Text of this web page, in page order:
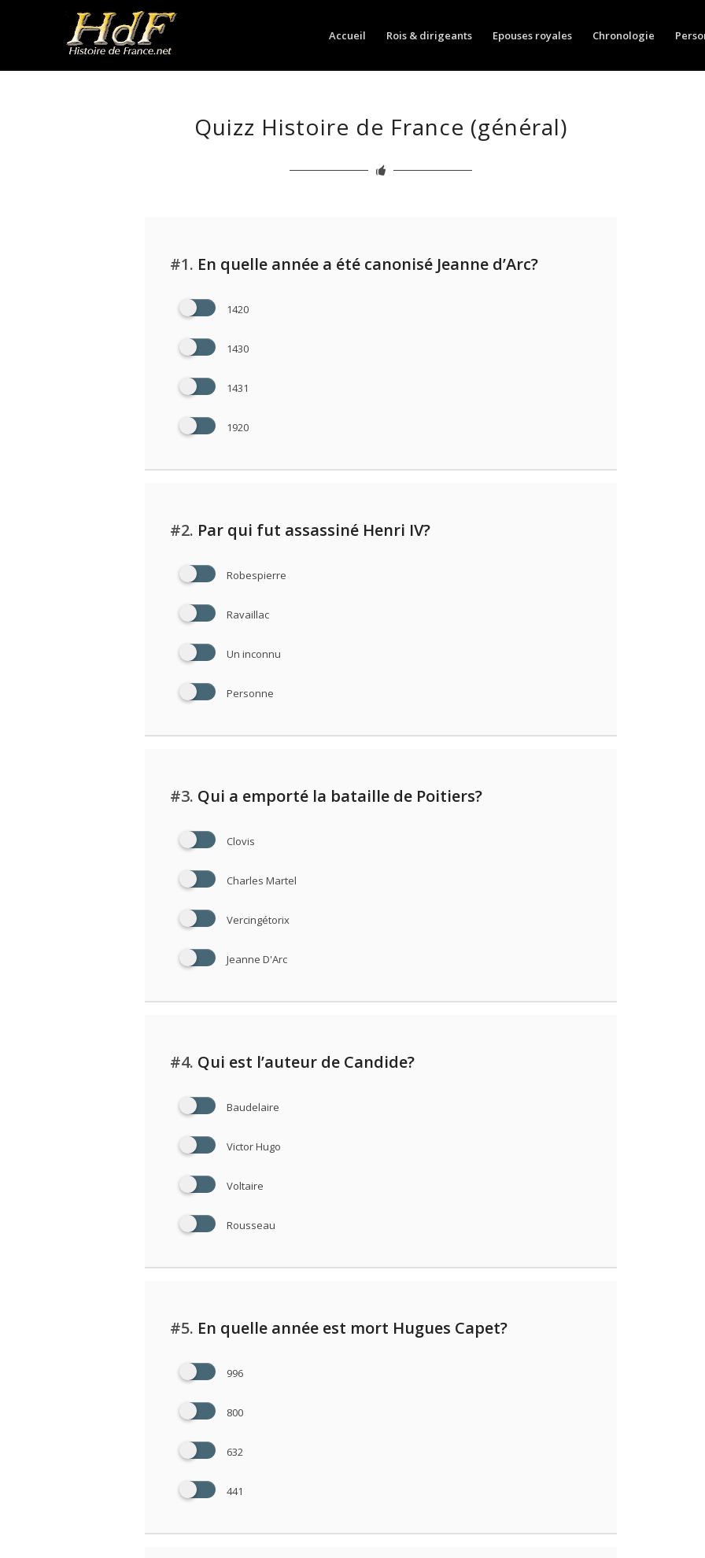
Accueil Rois & dirigeants Epouses royales Chronologie
Quizz Histoire de France (général)
#1. En quelle année a été canonisé Jeanne d’Arc?
1420
1430
1431
1920
#2. Par qui fut assassiné Henri IV?
Robespierre
Ravaillac
Un inconnu
Personne
#3. Qui a emporté la bataille de Poitiers?
Clovis
Charles Martel
Vercingétorix
Jeanne D'Arc
#4. Qui est l’auteur de Candide?
Baudelaire
Victor Hugo
Voltaire
Rousseau
#5. En quelle année est mort Hugues Capet?
996
800
632
441